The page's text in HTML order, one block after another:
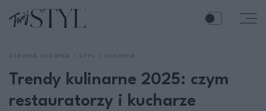
Trendy kulinarne 2025: czym
restauratorzy i kucharze